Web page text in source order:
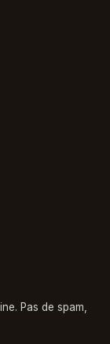
Pas de spam,